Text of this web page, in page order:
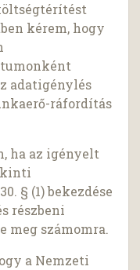
kérem, hogy
adatigénylés
ráfordítás
ha az igényelt
§ (1) bekezdése
részbeni
meg számomra.
a Nemzeti